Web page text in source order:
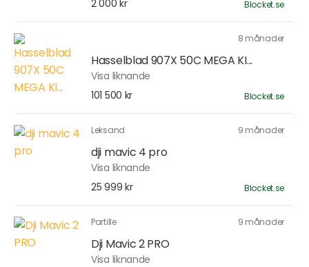
2 000 kr
Blocket.se
8 månader
Hasselblad 907X 50C MEGA KI...
Visa liknande
101 500 kr
Blocket.se
Leksand 9 månader
dji mavic 4 pro
Visa liknande
25 999 kr
Blocket.se
Partille 9 månader
Dji Mavic 2 PRO
Visa liknande